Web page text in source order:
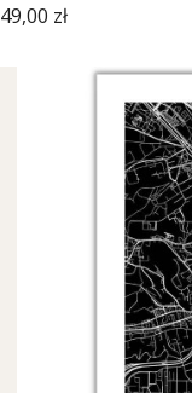
Cena
49,00 zł